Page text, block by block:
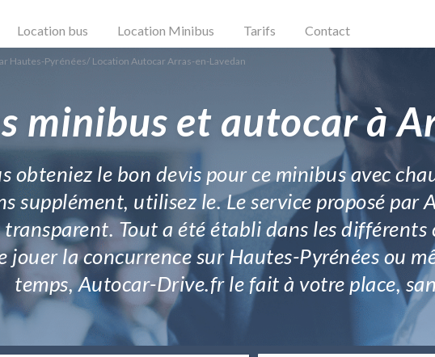
Location bus Location Minibus Tarifs Contact
Hautes-Pyrénées/ Location Autocar Arras-en-Lavedan
minibus et autocar à
obteniez le bon devis pour ce minibus avec
supplément, utilisez le. Le service proposé
Tout a été établi dans les différents
jouer la concurrence sur Hautes-Pyrénées ou
temps, Autocar-Drive.fr le fait à votre place,